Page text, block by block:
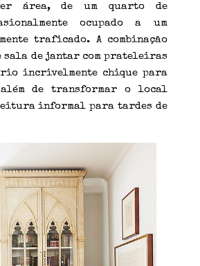
área, de um quarto de
ocupado a um
traficado. A combinação
sala de jantar com prateleiras
incrivelmente chique para
de transformar o local
informal para tardes de